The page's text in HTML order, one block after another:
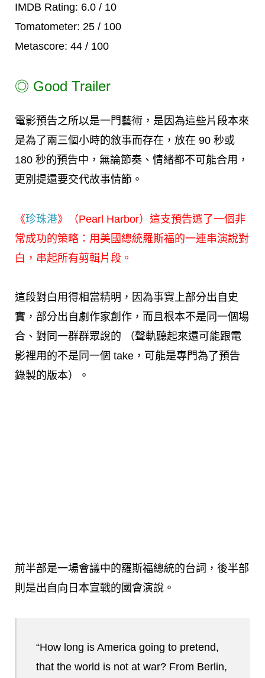
IMDB Rating: 6.0 / 10
Tomatometer: 25 / 100
Metascore: 44 / 100
◎ Good Trailer
電影預告之所以是一門藝術，是因為這些片段本來
是為了兩三個小時的敘事而存在，放在 90 秒或
180 秒的預告中，無論節奏、情緒都不可能合用，
更別提還要交代故事情節。
《珍珠港》（Pearl Harbor）這支預告選了一個非
常成功的策略：用美國總統羅斯福的一連串演說對
白，串起所有剪輯片段。
這段對白用得相當精明，因為事實上部分出自史
實，部分出自劇作家創作，而且根本不是同一個場
合、對同一群群眾說的 （聲軌聽起來還可能跟電
影裡用的不是同一個 take，可能是專門為了預告
錄製的版本）。
前半部是一場會議中的羅斯福總統的台詞，後半部
則是出自向日本宣戰的國會演說。
“How long is America going to pretend,
that the world is not at war? From Berlin,